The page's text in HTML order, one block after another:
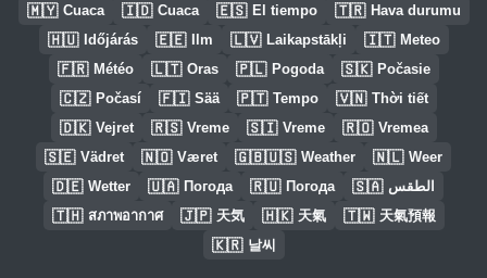
🇲🇾 Cuaca 🇮🇩 Cuaca 🇪🇸 El tiempo 🇹🇷 Hava durumu
🇭🇺 Időjárás 🇪🇪 Ilm 🇱🇻 Laikapstākļi 🇮🇹 Meteo
🇫🇷 Météo 🇱🇹 Oras 🇵🇱 Pogoda 🇸🇰 Počasie
🇨🇿 Počasí 🇫🇮 Sää 🇵🇹 Tempo 🇻🇳 Thời tiết
🇩🇰 Vejret 🇷🇸 Vreme 🇸🇮 Vreme 🇷🇴 Vremea
🇸🇪 Vädret 🇳🇴 Været 🇬🇧🇺🇸 Weather 🇳🇱 Weer
🇩🇪 Wetter 🇺🇦 Погода 🇷🇺 Погода 🇸🇦 الطقس
🇹🇭 สภาพอากาศ 🇯🇵 天気 🇭🇰 天氣 🇹🇼 天氣預報
🇰🇷 날씨